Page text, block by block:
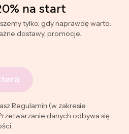
na start
tylko, gdy naprawdę warto:
dostawy, promocje.
Regulamin (w zakresie
danych odbywa się